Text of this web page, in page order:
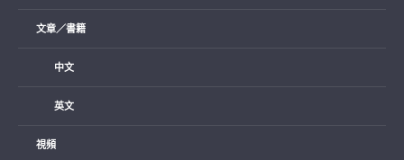
文章／書籍
中文
英文
視頻